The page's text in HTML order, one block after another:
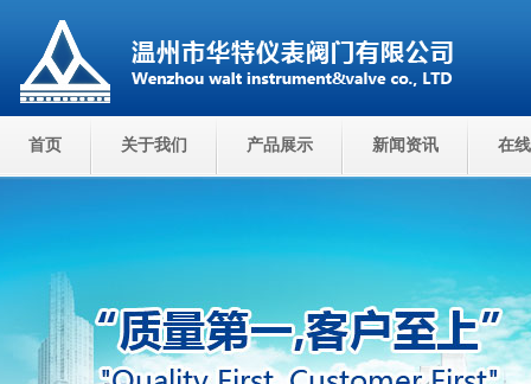
首页 关于我们 产品展示 新闻资讯 在